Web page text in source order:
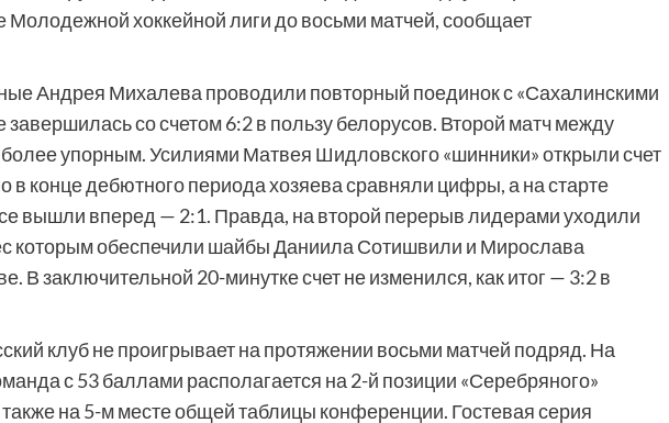
Молодежной хоккейной лиги до восьми матчей, сообщает
Андрея Михалева проводили повторный поединок с «Сахалинскими
завершилась со счетом 6:2 в пользу белорусов. Второй матч между
упорным. Усилиями Матвея Шидловского «шинники» открыли счет
в конце дебютного периода хозяева сравняли цифры, а на старте
вышли вперед — 2:1. Правда, на второй перерыв лидерами уходили
которым обеспечили шайбы Даниила Сотишвили и Мирослава
В заключительной 20-минутке счет не изменился, как итог — 3:2 в
клуб не проигрывает на протяжении восьми матчей подряд. На
с 53 баллами располагается на 2-й позиции «Серебряного»
на 5-м месте общей таблицы конференции. Гостевая серия